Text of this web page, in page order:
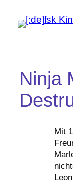
Ninja
Mit